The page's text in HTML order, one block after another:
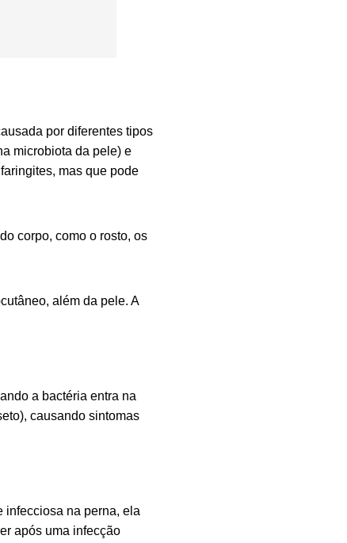
por diferentes tipos
microbiota da pele) e
mas que pode
corpo, como o rosto, os
além da pele. A
a bactéria entra na
causando sintomas
infecciosa na perna, ela
após uma infecção